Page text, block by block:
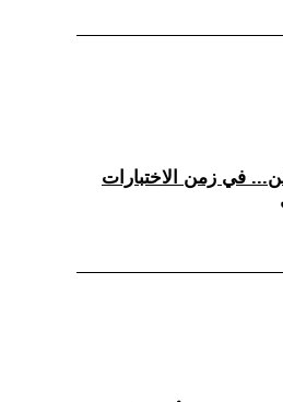
في زمن الاختبارات